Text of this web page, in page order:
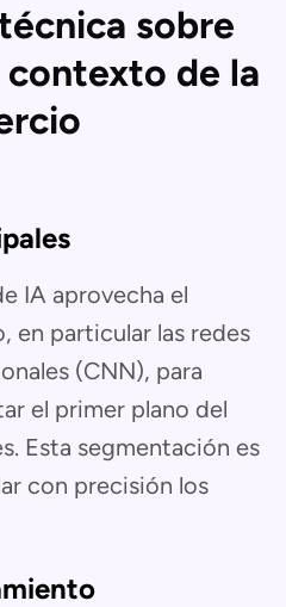
sobre
de la
IA aprovecha el
en particular las redes
(CNN), para
el primer plano del
Esta segmentación es
con precisión los